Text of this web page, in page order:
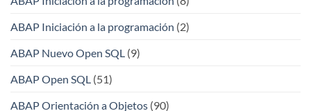
ABAP Iniciación a la programación (2)
ABAP Nuevo Open SQL (9)
ABAP Open SQL (51)
ABAP Orientación a Objetos (90)